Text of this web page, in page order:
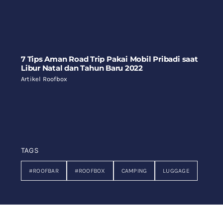
7 Tips Aman Road Trip Pakai Mobil Pribadi saat
Libur Natal dan Tahun Baru 2022
Artikel Roofbox
TAGS
#ROOFBAR #ROOFBOX CAMPING LUGGAGE